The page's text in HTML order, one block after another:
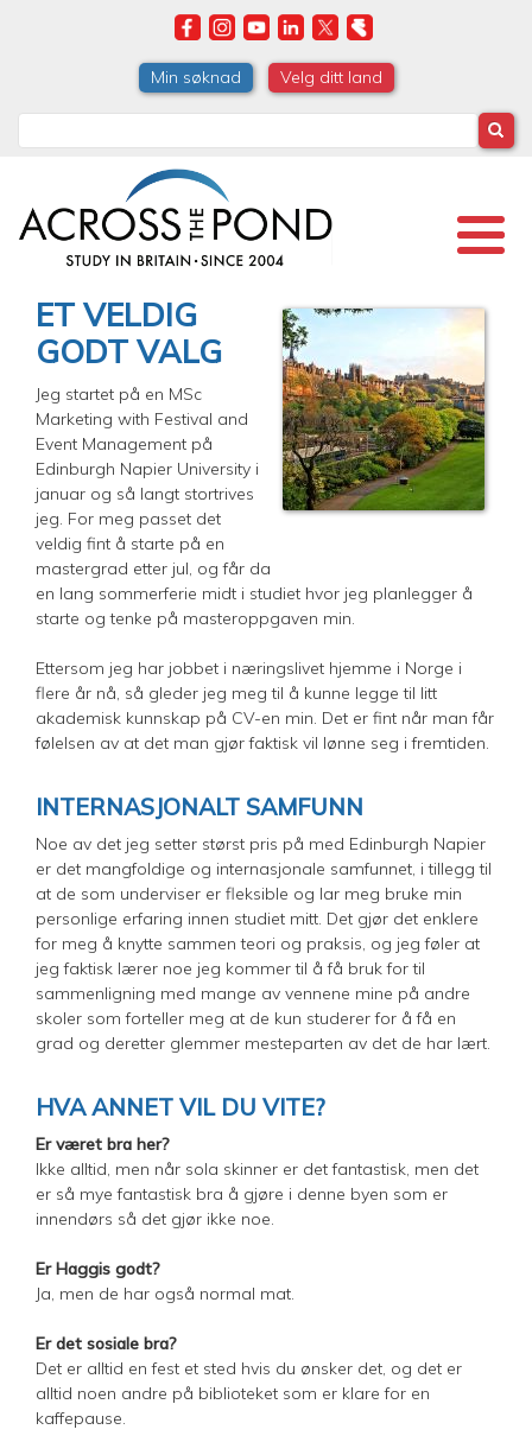
Min søknad Velg ditt land
ET VELDIG
GODT VALG
Jeg startet på en MSc
Marketing with Festival and
Event Management på
Edinburgh Napier University i
januar og så langt stortrives
jeg. For meg passet det
veldig fint å starte på en
mastergrad etter jul, og får da
en lang sommerferie midt i studiet hvor jeg planlegger å
starte og tenke på masteroppgaven min.
Ettersom jeg har jobbet i næringslivet hjemme i Norge i
flere år nå, så gleder jeg meg til å kunne legge til litt
akademisk kunnskap på CV-en min. Det er fint når man får
følelsen av at det man gjør faktisk vil lønne seg i fremtiden.
INTERNASJONALT SAMFUNN
​Noe av det jeg setter størst pris på med Edinburgh Napier
er det mangfoldige og internasjonale samfunnet, i tillegg til
at de som underviser er fleksible og lar meg bruke min
personlige erfaring innen studiet mitt. Det gjør det enklere
for meg å knytte sammen teori og praksis, og jeg føler at
jeg faktisk lærer noe jeg kommer til å få bruk for til
sammenligning med mange av vennene mine på andre
skoler som forteller meg at de kun studerer for å få en
grad og deretter glemmer mesteparten av det de har lært.
HVA ANNET VIL DU VITE?
Er været bra her?
Ikke alltid, men når sola skinner er det fantastisk, men det
er så mye fantastisk bra å gjøre i denne byen som er
innendørs så det gjør ikke noe.
Er Haggis godt?
Ja, men de har også normal mat.
Er det sosiale bra?
Det er alltid en fest et sted hvis du ønsker det, og det er
alltid noen andre på biblioteket som er klare for en
kaffepause.